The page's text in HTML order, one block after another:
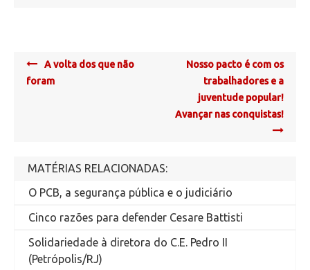
Post
navigation
A volta dos que não
foram
Nosso pacto é com os
trabalhadores e a
juventude popular!
Avançar nas conquistas!
MATÉRIAS RELACIONADAS:
O PCB, a segurança pública e o judiciário
Cinco razões para defender Cesare Battisti
Solidariedade à diretora do C.E. Pedro II
(Petrópolis/RJ)